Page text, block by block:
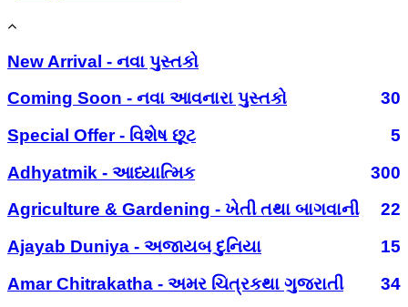
New Arrival - નવા પુસ્તકો
Coming Soon - નવા આવનારા પુસ્તકો
30
Special Offer - વિશેષ છૂટ
5
Adhyatmik - આધ્યાત્મિક
300
Agriculture & Gardening - ખેતી તથા બાગવાની
22
Ajayab Duniya - અજાયબ દુનિયા
15
Amar Chitrakatha - અમર ચિત્રકથા ગુજરાતી
34